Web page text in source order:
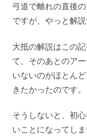
弓道で離れの直後
ですが、やっと解
大抵の解説はこの
て、そのあとのア
いないのがほとん
きたかったのです。
そうしないと、初
いことになってし